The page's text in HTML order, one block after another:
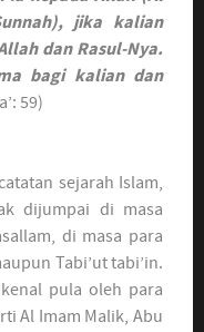
jika kalian
dan Rasul-Nya.
bagi kalian dan
59)
sejarah Islam,
dijumpai di masa
di masa para
Tabi’ut tabi’in.
pula oleh para
Al Imam Malik, Abu